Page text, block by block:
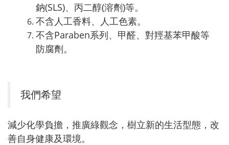
鈉(SLS)、丙二醇(溶劑)等。
不含人工香料、人工色素。
不含Paraben系列、甲醛、對羥基苯甲酸等
防腐劑。
我們希望
減少化學負擔，推廣綠觀念，樹立新的生活型態，改
善自身健康及環境。